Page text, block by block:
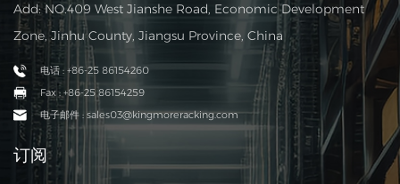
Add: NO.409 West Jianshe Road, Economic Development
Zone, Jinhu County, Jiangsu Province, China
电话 : +86-25 86154260
Fax : +86-25 86154259
电子邮件 : sales03@kingmoreracking.com
订阅